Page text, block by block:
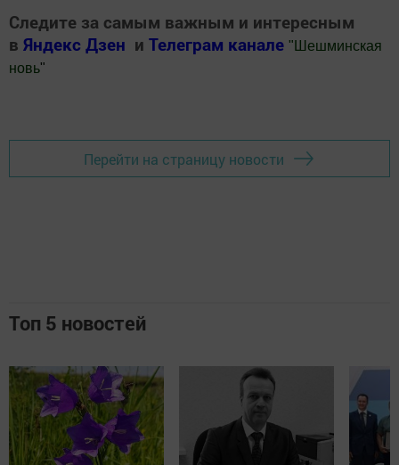
Следите за самым важным и интересным
в Яндекс Дзен и Телеграм канале " Шешминская
новь"
Перейти на страницу новости
Топ 5 новостей